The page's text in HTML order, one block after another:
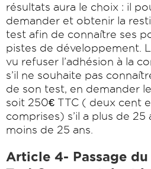
résultats aura le choix : il
demander et obtenir la
test afin de connaître ses
pistes de développement.
vu refuser l’adhésion à la
s’il ne souhaite pas
de son test, en demander
soit 250€ TTC ( deux cent
comprises) s’il a plus de 25
moins de 25 ans.
Article 4- Passage